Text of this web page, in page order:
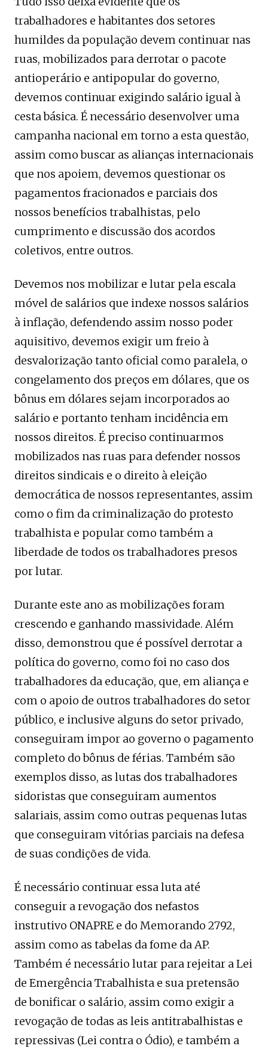
trabalhadores e habitantes dos setores
humildes da população devem continuar nas
ruas, mobilizados para derrotar o pacote
antioperário e antipopular do governo,
devemos continuar exigindo salário igual à
cesta básica. É necessário desenvolver uma
campanha nacional em torno a esta questão,
assim como buscar as alianças internacionais
que nos apoiem, devemos questionar os
pagamentos fracionados e parciais dos
nossos benefícios trabalhistas, pelo
cumprimento e discussão dos acordos
coletivos, entre outros.
Devemos nos mobilizar e lutar pela escala
móvel de salários que indexe nossos salários
à inflação, defendendo assim nosso poder
aquisitivo, devemos exigir um freio à
desvalorização tanto oficial como paralela, o
congelamento dos preços em dólares, que os
bônus em dólares sejam incorporados ao
salário e portanto tenham incidência em
nossos direitos. É preciso continuarmos
mobilizados nas ruas para defender nossos
direitos sindicais e o direito à eleição
democrática de nossos representantes, assim
como o fim da criminalização do protesto
trabalhista e popular como também a
liberdade de todos os trabalhadores presos
por lutar.
Durante este ano as mobilizações foram
crescendo e ganhando massividade. Além
disso, demonstrou que é possível derrotar a
política do governo, como foi no caso dos
trabalhadores da educação, que, em aliança e
com o apoio de outros trabalhadores do setor
público, e inclusive alguns do setor privado,
conseguiram impor ao governo o pagamento
completo do bônus de férias. Também são
exemplos disso, as lutas dos trabalhadores
sidoristas que conseguiram aumentos
salariais, assim como outras pequenas lutas
que conseguiram vitórias parciais na defesa
de suas condições de vida.
É necessário continuar essa luta até
conseguir a revogação dos nefastos
instrutivo ONAPRE e do Memorando 2792,
assim como as tabelas da fome da AP.
Também é necessário lutar para rejeitar a Lei
de Emergência Trabalhista e sua pretensão
de bonificar o salário, assim como exigir a
revogação de todas as leis antitrabalhistas e
repressivas (Lei contra o Ódio), e também a